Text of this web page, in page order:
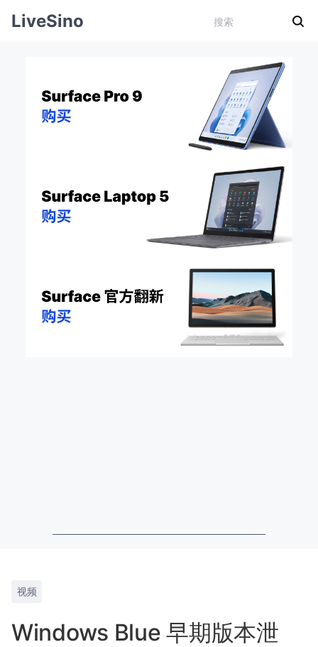
LiveSino
视频
Windows Blue 早期版本泄